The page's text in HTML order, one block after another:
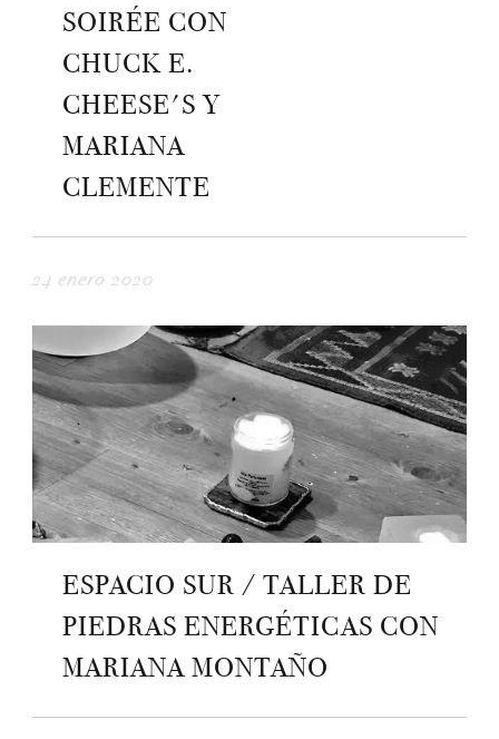
SOIRÉE CON
CHUCK E.
CHEESE'S Y
MARIANA
CLEMENTE
24 enero 2020
ESPACIO SUR / TALLER DE
PIEDRAS ENERGÉTICAS CON
MARIANA MONTAÑO